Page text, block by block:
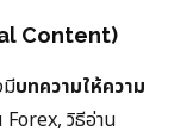
Content)
บทความให้ความ
Forex, วิธีอ่าน